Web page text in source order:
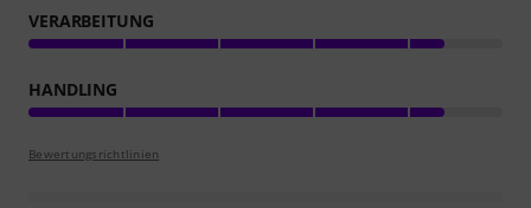
VERARBEITUNG
HANDLING
Bewertungsrichtlinien